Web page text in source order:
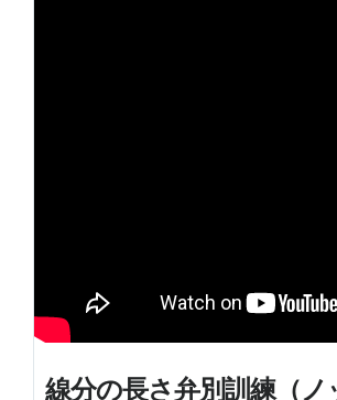
線分の長さ弁別訓練（ノ